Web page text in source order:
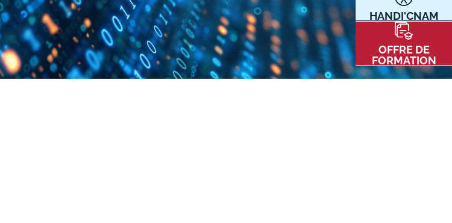
HANDI'CNAM
OFFRE DE
FORMATION
Qualiopi
Le Cnam ICSV
Mobilité internationale et
Erasmus
Règlement intérieur
Communication
Kits communications Cnam
Prospect
Fiche contact salons, forums,